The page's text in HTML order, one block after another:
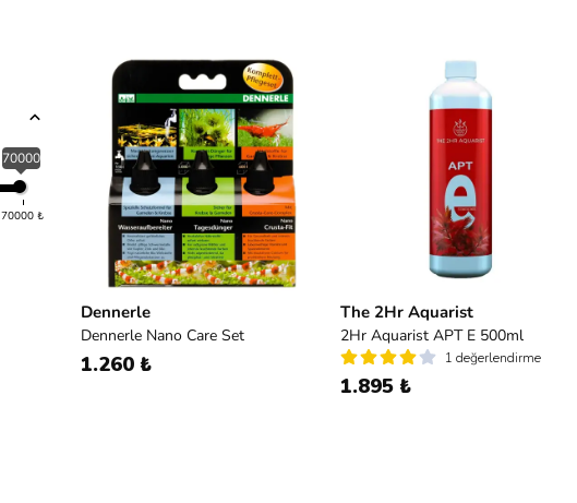
70000
70000 ₺
Dennerle
Dennerle Nano Care Set
1.260 ₺
The 2Hr Aquarist
2Hr Aquarist APT E 500ml
1 değerlendirme
1.895 ₺